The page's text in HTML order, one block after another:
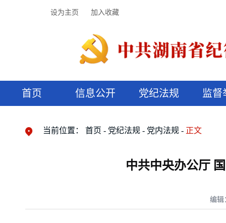
设为主页 加入收藏
首页 信息公开 党纪法规 监督
当前位置： 首页 党纪法规 党内法规 正文
中共中央办公厅
编辑